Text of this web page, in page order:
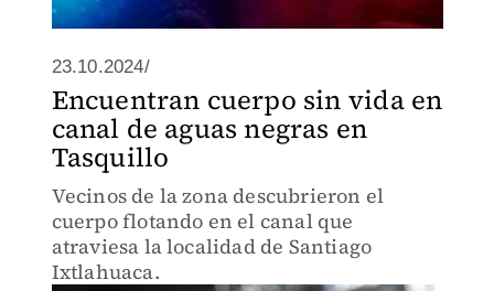
23.10.2024/
Encuentran cuerpo sin vida en
canal de aguas negras en
Tasquillo
Vecinos de la zona descubrieron el
cuerpo flotando en el canal que
atraviesa la localidad de Santiago
Ixtlahuaca.